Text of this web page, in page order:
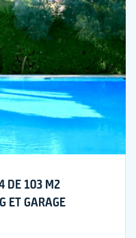
DE 103 M2
ET GARAGE